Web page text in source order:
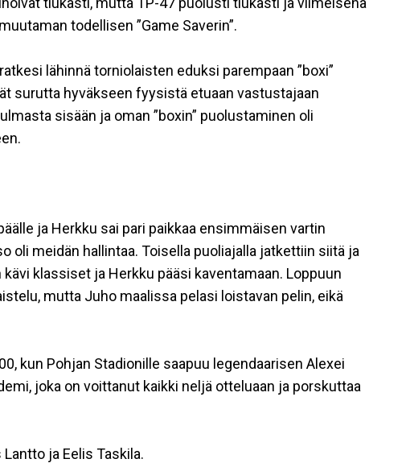
todellisen ”Game Saverin”.
lähinnä torniolaisten eduksi parempaan ”boxi”
surutta hyväkseen fyysistä etuaan vastustajaan
sisään ja oman ”boxin” puolustaminen oli
ja Herkku sai pari paikkaa ensimmäisen vartin
oli meidän hallintaa. Toisella puoliajalla jatkettiin siitä ja
klassiset ja Herkku pääsi kaventamaan. Loppuun
mutta Juho maalissa pelasi loistavan pelin, eikä
kun Pohjan Stadionille saapuu legendaarisen Alexei
joka on voittanut kaikki neljä otteluaan ja porskuttaa
ja Eelis Taskila.